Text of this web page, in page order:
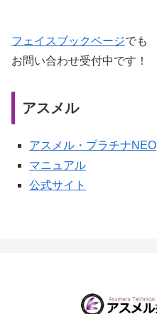
フェイスブックページでも
お問い合わせ受付中です！
アスメル
アスメル・プラチナNEO
マニュアル
公式サイト